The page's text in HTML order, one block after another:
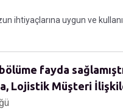
ihtiyaçlarına uygun ve
fayda
Lojistik Müşteri